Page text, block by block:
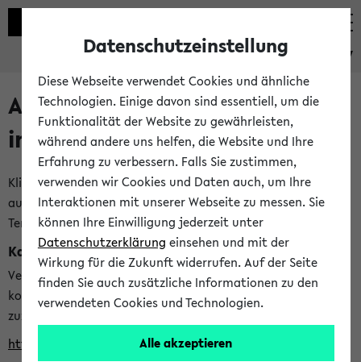
eKVV
Alle veröffentlichten Semester
im eKVV
Klicken Sie auf das Semester, welches Sie für Ihre Sitzung
auswählen möchten. Bitte beachten Sie auch die weiteren
Termine imKalender der Lehrplanung
Kalenderintegration
Verwenden Sie die folgende Adresse, um mit einer
kompatiblen Kalenderanwendung auf die Vorlesungszeiten
zuzugreifen (nähere Informationen
finden Sie hier
https://ekvv.uni-bielefeld.de/ws/calendar?vz
Datenschutzeinstellung
Diese Webseite verwendet Cookies und ähnliche
Technologien. Einige davon sind essentiell, um die
Funktionalität der Website zu gewährleisten,
während andere uns helfen, die Website und Ihre
Erfahrung zu verbessern. Falls Sie zustimmen,
verwenden wir Cookies und Daten auch, um Ihre
Interaktionen mit unserer Webseite zu messen. Sie
können Ihre Einwilligung jederzeit unter
Datenschutzerklärung einsehen und mit der
Wirkung für die Zukunft widerrufen. Auf der Seite
finden Sie auch zusätzliche Informationen zu den
verwendeten Cookies und Technologien.
Alle akzeptieren